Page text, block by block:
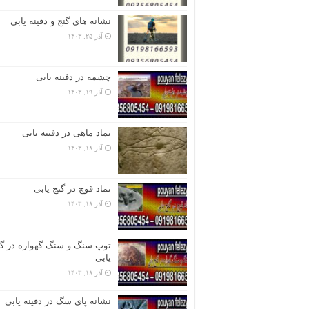
نشانه های گنج و دفینه یابی
آذر ۲۵, ۱۴۰۳
چشمه در دفینه یابی
آذر ۱۹, ۱۴۰۳
نماد ماهی در دفینه یابی
آذر ۱۸, ۱۴۰۳
نماد قوچ در گنج یابی
آذر ۱۸, ۱۴۰۳
توپ سنگ و سنگ گهواره در
یابی
آذر ۱۸, ۱۴۰۳
نشانه پای سگ در دفینه یابی